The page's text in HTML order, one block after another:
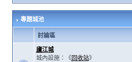
專題城池
討論區
廬江城
城內設施：《回收站》